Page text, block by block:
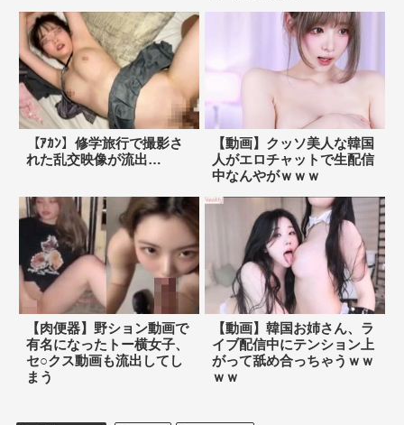
【ｱｶﾝ】修学旅行で撮影さ
れた乱交映像が流出…
【動画】クッソ美人な韓国
人がエロチャットで生配信
中なんやがｗｗｗ
【肉便器】野ション動画で
有名になったトー横女子、
セ○クス動画も流出してし
まう
【動画】韓国お姉さん、ラ
イブ配信中にテンション上
がって舐め合っちゃうｗｗ
ｗｗ